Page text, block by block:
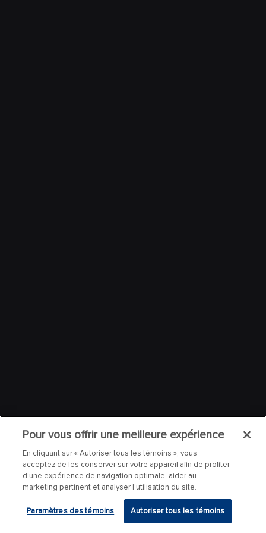
Pour vous offrir une meilleure expérience
En cliquant sur « Autoriser tous les témoins », vous
acceptez de les conserver sur votre appareil afin de profiter
d’une expérience de navigation optimale, aider au
marketing pertinent et analyser l’utilisation du site.
Paramètres des témoins Autoriser tous les témoins